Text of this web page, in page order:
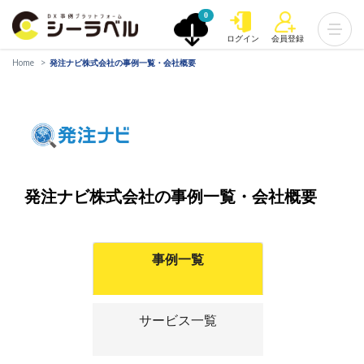
0
ログイン 会員登録
Home 発注ナビ株式会社の事例一覧・会社概要
発注ナビ株式会社の事例一覧・会社概要
事例一覧
サービス一覧